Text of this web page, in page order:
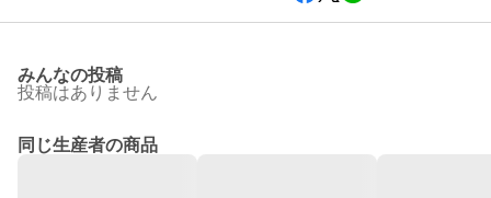
みんなの投稿
投稿はありません
同じ生産者の商品